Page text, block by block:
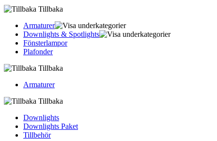
Tillbaka
Armaturer
Downlights & Spotlights
Fönsterlampor
Plafonder
Tillbaka
Armaturer
Tillbaka
Downlights
Downlights Paket
Tillbehör